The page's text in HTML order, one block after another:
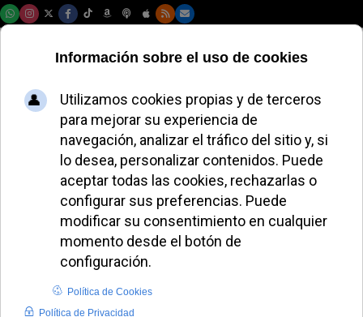
Open Doors alerta:
Nicaragua persigue
y silencia a los
cristianos
ALMUDENA RODRIGO
HISPANOAMÉRICA